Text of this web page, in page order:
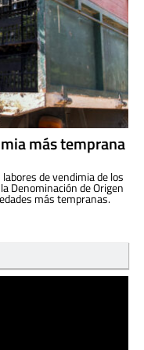
más temprana
de vendimia de los
Denominación de Origen
más tempranas.